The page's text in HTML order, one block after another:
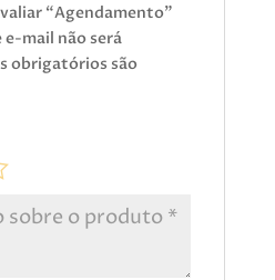
“Agendamento”
e-mail não será
obrigatórios são